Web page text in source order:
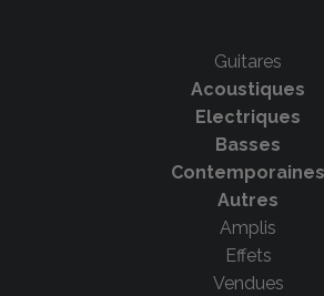
Guitares
Acoustiques
Electriques
Basses
Contemporaines
Autres
Amplis
Effets
Vendues